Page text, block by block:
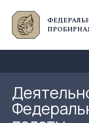
© Федеральная пробирная